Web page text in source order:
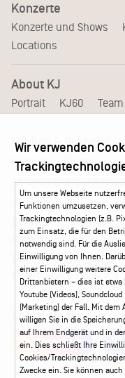
Konzerte
Konzerte und Shows
Locations
About KJ
Portrait KJ60 Team
Medien & Branche
Booking Presse
Service
Kontakt Leichte
Ticketshop Hamburg
Ticketservice 040 - 413
Social Media
Instagram
Wir verwenden
Um unsere Webseite
Funktionen umzusetzen,
Trackingtechnologien (z.B.
zum Einsatz, die für den
notwendig sind. Für die
Einwilligung von Ihnen.
einer Einwilligung weitere
Drittanbietern – dies ist etwa
Youtube (Videos),
(Marketing) der Fall. Mit
willigen Sie in die
auf Ihrem Endgerät und in
ein. Dies schließt Ihre
Cookies/
Zwecke ein. Sie können